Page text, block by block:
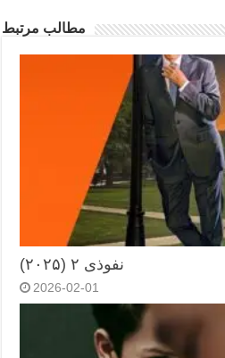
مطالب مرتبط
نفوذی ۲ (۲۰۲۵)
2026-02-01